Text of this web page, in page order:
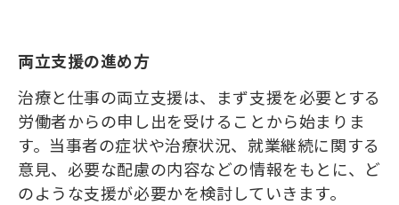
両立支援の進め方
治療と仕事の両立支援は、まず支援を必要とする
労働者からの申し出を受けることから始まりま
す。当事者の症状や治療状況、就業継続に関する
意見、必要な配慮の内容などの情報をもとに、ど
のような支援が必要かを検討していきます。